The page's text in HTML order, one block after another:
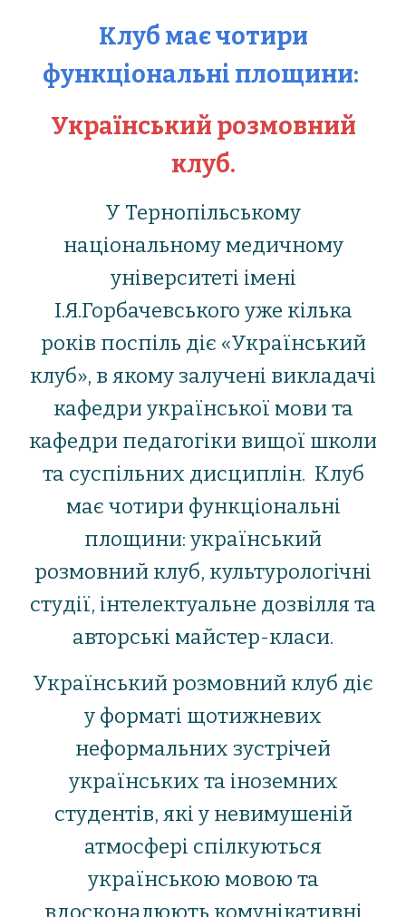
Клуб має чотири
функціональні площини:
Український розмовний
клуб.
У Тернопільському
національному медичному
університеті імені
І.Я.Горбачевського уже кілька
років поспіль діє «Український
клуб», в якому залучені викладачі
кафедри української мови та
кафедри педагогіки вищої школи
та суспільних дисциплін. Клуб
має чотири функціональні
площини: український
розмовний клуб, культурологічні
студії, інтелектуальне дозвілля та
авторські майстер-класи.
Український розмовний клуб діє
у форматі щотижневих
неформальних зустрічей
українських та іноземних
студентів, які у невимушеній
атмосфері спілкуються
українською мовою та
вдосконалюють комунікативні